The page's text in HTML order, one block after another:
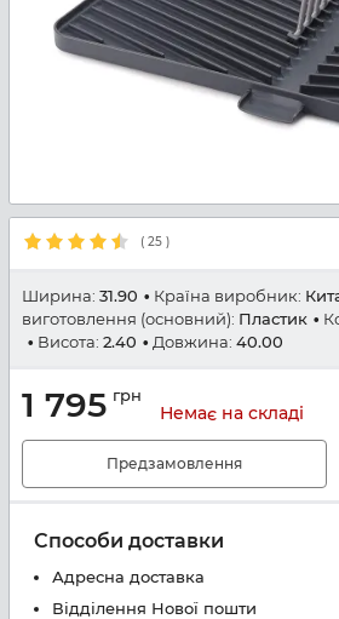
( 25 )
Ширина: 31.90 Країна виробник:
виготовлення (основний): Пластик
Висота: 2.40 Довжина: 40.00
1 795 грн
Немає на складі
Предзамовлення
Способи доставки
Адресна доставка
Відділення Нової пошти